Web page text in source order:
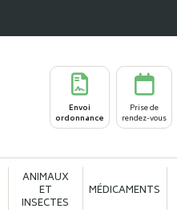
Envoi
ordonnance
Prise de
rendez-vous
ANIMAUX
ET
INSECTES
MÉDICAMENTS